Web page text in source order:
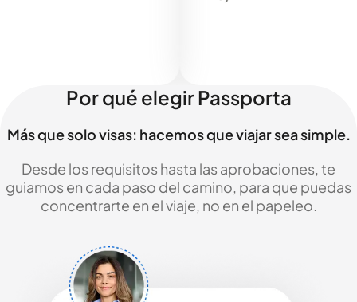
Por qué elegir Passporta
Más que solo visas: hacemos que viajar sea simple.
Desde los requisitos hasta las aprobaciones, te
guiamos en cada paso del camino, para que puedas
concentrarte en el viaje, no en el papeleo.